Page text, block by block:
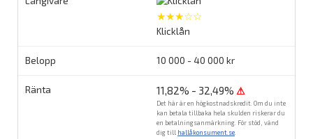
★★★☆☆
Klicklån
10 000 - 40 000 kr
11,82% - 32,49% ⚠
Det här är en högkostnadskredit. Om du inte
kan betala tillbaka hela skulden riskerar du
en betalningsanmärkning. För stöd, vänd
dig till hallåkonsument.se